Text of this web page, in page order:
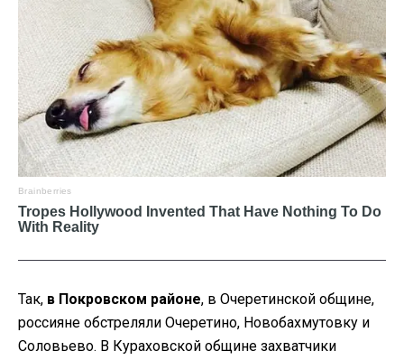
Так, в Покровском районе, в Очеретинской общине,
россияне обстреляли Очеретино, Новобахмутовку и
Соловьево. В Кураховской общине захватчики